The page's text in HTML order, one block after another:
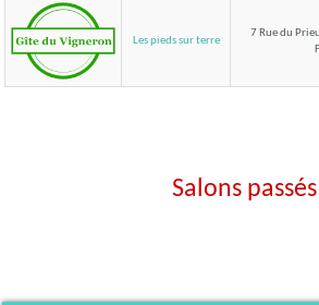
Les pieds sur terre
7 Rue du
Salons passés